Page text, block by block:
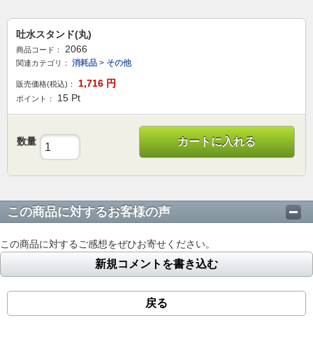
吐水スタンド(丸)
商品コード： 2066
関連カテゴリ： 消耗品 > その他
販売価格(税込)： 1,716 円
ポイント： 15 Pt
数量 カートに入れる
この商品に対するお客様の声
この商品に対するご感想をぜひお寄せください。
新規コメントを書き込む
戻る